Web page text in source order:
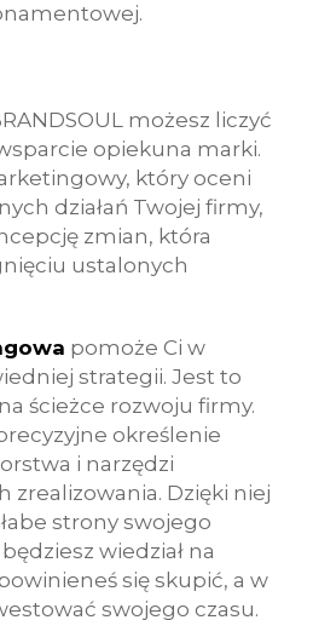
możesz liczyć
opiekuna marki.
który oceni
działań Twojej firmy,
zmian, która
ustalonych
pomoże Ci w
strategii. Jest to
ścieżce rozwoju firmy.
określenie
i narzędzi
zrealizowania. Dzięki niej
strony swojego
wiedział na
się skupić, a w
swojego czasu.